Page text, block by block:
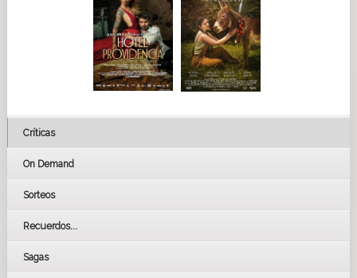
Críticas
On Demand
Sorteos
Recuerdos...
Sagas